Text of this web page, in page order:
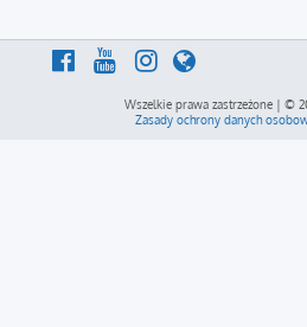
Wszelkie prawa zastrzeżone | ©
Zasady ochrony danych